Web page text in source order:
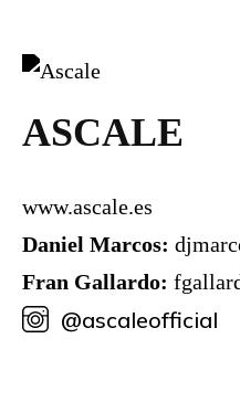
ASCALE
www.ascale.es
Daniel Marcos:
Fran Gallardo:
@ascaleofficial